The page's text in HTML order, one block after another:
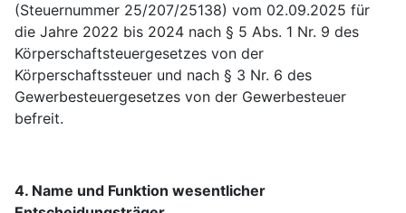
(Steuernummer 25/207/25138) vom 02.09.2025 für
die Jahre 2022 bis 2024 nach § 5 Abs. 1 Nr. 9 des
Körperschaftsteuergesetzes von der
Körperschaftssteuer und nach § 3 Nr. 6 des
Gewerbesteuergesetzes von der Gewerbesteuer
befreit.
4. Name und Funktion wesentlicher